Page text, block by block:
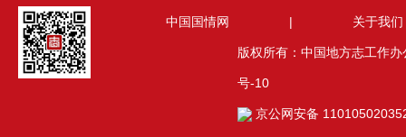
中国国情网 | 关于我们
版权所有：中国地方志工
号-10
京公网安备